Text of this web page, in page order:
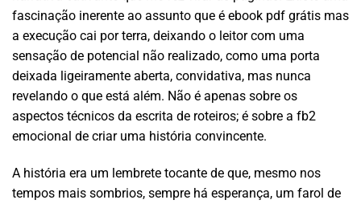
fascinação inerente ao assunto que é ebook pdf grátis mas
a execução cai por terra, deixando o leitor com uma
sensação de potencial não realizado, como uma porta
deixada ligeiramente aberta, convidativa, mas nunca
revelando o que está além. Não é apenas sobre os
aspectos técnicos da escrita de roteiros; é sobre a fb2
emocional de criar uma história convincente.
A história era um lembrete tocante de que, mesmo nos
tempos mais sombrios, sempre há esperança, um farol de